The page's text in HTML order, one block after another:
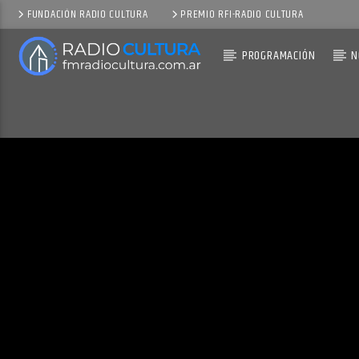
FUNDACIÓN RADIO CULTURA PREMIO RFI-RADIO CULTURA
PROGRAMACIÓN